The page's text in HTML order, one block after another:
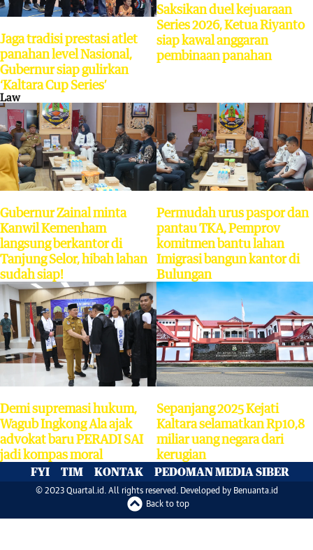
Jaga tradisi prestasi atlet
panahan level Nasional,
Gubernur siap gulirkan
‘Kaltara Cup Series’
Saksikan duel kejuaraan
Series 2026, Ketua Riyanto
siap kawal anggaran
pembinaan panahan
Law
Gubernur Zainal minta
Kanwil Kemenham
langsung berkantor di
Tanjung Selor, hibah lahan
sudah siap!
Permudah urus paspor dan
pantau TKA, Pemprov
komitmen bantu lahan
Imigrasi bangun kantor di
Bulungan
Demi supremasi hukum,
Wagub Ingkong Ala ajak
advokat baru PERADI SAI
jadi kompas moral
Sepanjang 2025 Kejati
Kaltara selamatkan Rp10,8
miliar uang negara dari
kerugian
FYI TIM KONTAK PEDOMAN MEDIA SIBER
© 2023 Quartal.id. All rights reserved. Developed by Benuanta.id
Back to top